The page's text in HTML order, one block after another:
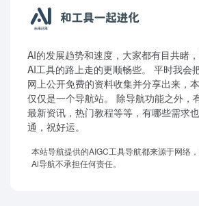
AI的发展趋势和速度，大家都有目共睹
AI工具的路上走的更顺畅些。 平时我会
网上公开免费的资料收集并分享出来，
仅仅是一个导航站。 除导航功能之外，
最新资讯，热门教程等等，有哪些需求
通，祝好运。
本站导航提供的AIGC工具导航都来源于网络
Ai导航不承担任何责任。